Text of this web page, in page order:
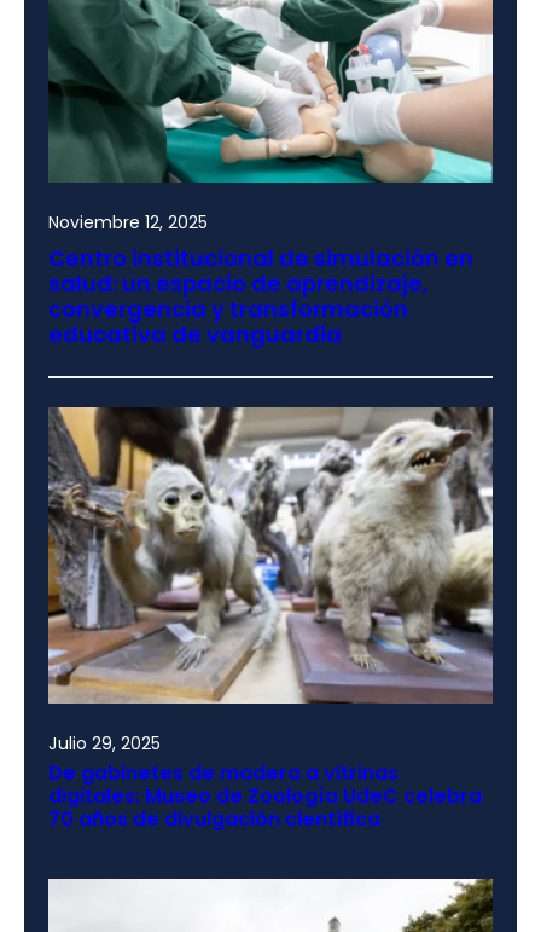
Noviembre 12, 2025
Centro institucional de simulación en
salud: un espacio de aprendizaje,
convergencia y transformación
educativa de vanguardia
Julio 29, 2025
De gabinetes de madera a vitrinas
digitales: Museo de Zoología UdeC celebra
70 años de divulgación científica